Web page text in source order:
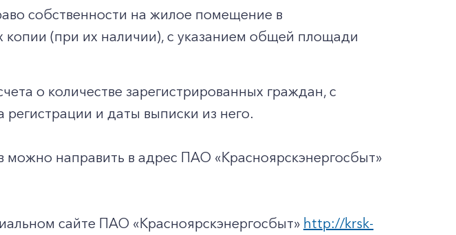
собственности на жилое помещение в
(при их наличии), с указанием общей площади
о количестве зарегистрированных граждан, с
и даты выписки из него.
направить в адрес ПАО «Красноярскэнергосбыт»
сайте ПАО «Красноярскэнергосбыт» http://krsk-